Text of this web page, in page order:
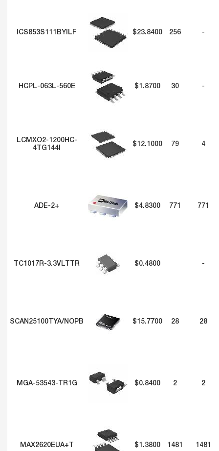
ICS853S111BYILF $23.8400 256 -
HCPL-063L-560E $1.8700 30 -
LCMXO2-1200HC-
4TG144I
$12.1000 79 4
ADE-2+ $4.8300 771 771
TC1017R-3.3VLTTR $0.4800 -
SCAN25100TYA/NOPB $15.7700 28 28
MGA-53543-TR1G $0.8400 2 2
MAX2620EUA+T $1.3800 1481 1481